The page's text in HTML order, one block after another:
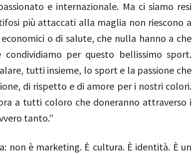
e internazionale. Ma ci siamo resi
più attaccati alla maglia non riescono a
o di salute, che nulla hanno a che
condividiamo per questo bellissimo sport.
tutti insieme, lo sport e la passione che
di rispetto e di amore per i nostri colori.
a tutti coloro che doneranno attraverso i
tanto.”
non è marketing. È cultura. È identità. È un